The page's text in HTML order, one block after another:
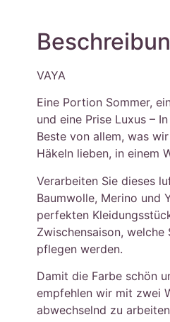
VAYA
Eine Portion Sommer,
und eine Prise Luxus –
Beste von allem, was
Häkeln lieben, in einem
Verarbeiten Sie dieses
Baumwolle, Merino und
perfekten
Zwischensaison, welche
pflegen werden.
Damit die Farbe schön
empfehlen wir mit zwei
abwechselnd zu